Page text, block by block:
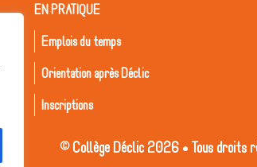
EN PRATIQUE
Emplois du temps
Orientation après Déclic
Inscriptions
© Collège Déclic 2026 • Tous droits